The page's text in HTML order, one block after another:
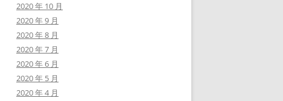
2020 年 10 月
2020 年 9 月
2020 年 8 月
2020 年 7 月
2020 年 6 月
2020 年 5 月
2020 年 4 月